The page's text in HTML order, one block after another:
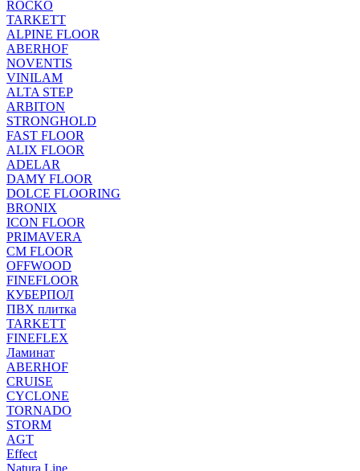
ROCKO
TARKETT
ALPINE FLOOR
ABERHOF
NOVENTIS
VINILAM
ALTA STEP
ARBITON
STRONGHOLD
FAST FLOOR
ALIX FLOOR
ADELAR
DAMY FLOOR
DOLCE FLOORING
BRONIX
ICON FLOOR
PRIMAVERA
CM FLOOR
OFFWOOD
FINEFLOOR
КУБЕРПОЛ
ПВХ плитка
TARKETT
FINEFLEX
Ламинат
ABERHOF
CRUISE
CYCLONE
TORNADO
STORM
AGT
Effect
Natura Line